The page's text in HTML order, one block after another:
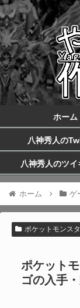
ホーム
八神秀人の
八神秀人のツ
ホーム ゲ
ポケットモンス
ポケット
ゴの入手